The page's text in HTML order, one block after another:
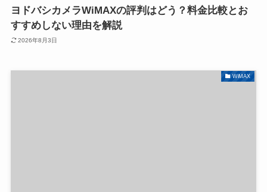
ヨドバシカメラWiMAXの評判はどう？料金比較とお
すすめしない理由を解説
2026年8月3日
WiMAX